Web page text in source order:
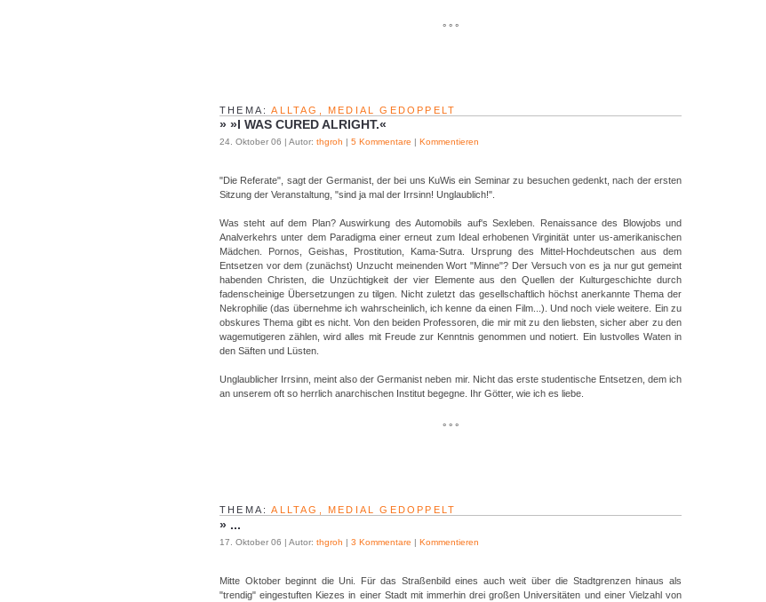
° ° °
THEMA:ALLTAG, MEDIAL GEDOPPELT
» »I WAS CURED ALRIGHT.«
24. Oktober 06 | Autor: thgroh | 5 Kommentare | Kommentieren
"Die Referate", sagt der Germanist, der bei uns KuWis ein Seminar zu besuchen gedenkt, nach der ersten
Sitzung der Veranstaltung, "sind ja mal der Irrsinn! Unglaublich!".
Was steht auf dem Plan? Auswirkung des Automobils auf's Sexleben. Renaissance des Blowjobs und
Analverkehrs unter dem Paradigma einer erneut zum Ideal erhobenen Virginität unter us-amerikanischen
Mädchen. Pornos, Geishas, Prostitution, Kama-Sutra. Ursprung des Mittel-Hochdeutschen aus dem
Entsetzen vor dem (zunächst) Unzucht meinenden Wort "Minne"? Der Versuch von es ja nur gut gemeint
habenden Christen, die Unzüchtigkeit der vier Elemente aus den Quellen der Kulturgeschichte durch
fadenscheinige Übersetzungen zu tilgen. Nicht zuletzt das gesellschaftlich höchst anerkannte Thema der
Nekrophilie (das übernehme ich wahrscheinlich, ich kenne da einen Film...). Und noch viele weitere. Ein zu
obskures Thema gibt es nicht. Von den beiden Professoren, die mir mit zu den liebsten, sicher aber zu den
wagemutigeren zählen, wird alles mit Freude zur Kenntnis genommen und notiert. Ein lustvolles Waten in
den Säften und Lüsten.
Unglaublicher Irrsinn, meint also der Germanist neben mir. Nicht das erste studentische Entsetzen, dem ich
an unserem oft so herrlich anarchischen Institut begegne. Ihr Götter, wie ich es liebe.
° ° °
THEMA:ALLTAG, MEDIAL GEDOPPELT
» ...
17. Oktober 06 | Autor: thgroh | 3 Kommentare | Kommentieren
Mitte Oktober beginnt die Uni. Für das Straßenbild eines auch weit über die Stadtgrenzen hinaus als
"trendig" eingestuften Kiezes in einer Stadt mit immerhin drei großen Universitäten und einer Vielzahl von